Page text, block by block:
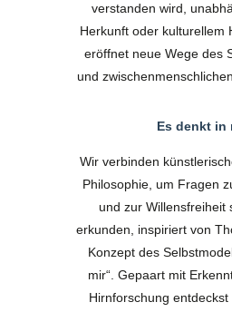
verstanden wird,
Herkunft oder kulturellem
eröffnet neue Wege des
und
Es denkt in
Wir verbinden
Philosophie, um Fragen
und zur Willensfreiheit
erkunden, inspiriert von
Konzept des
mir“. Gepaart mit
Hirnforschung